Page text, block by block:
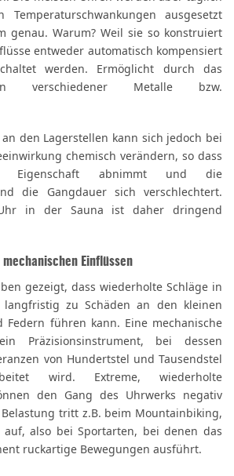
Temperaturschwankungen ausgesetzt
genau. Warum? Weil sie so konstruiert
entweder automatisch kompensiert
werden. Ermöglicht durch das
verschiedener Metalle bzw.
den Lagerstellen kann sich jedoch bei
chemisch verändern, so dass
Eigenschaft abnimmt und die
die Gangdauer sich verschlechtert.
in der Sauna ist daher dringend
Einflüssen
gezeigt, dass wiederholte Schläge in
zu Schäden an den kleinen
Federn führen kann. Eine mechanische
Präzisionsinstrument, bei dessen
von Hundertstel und Tausendstel
wird. Extreme, wiederholte
den Gang des Uhrwerks negativ
tritt z.B. beim Mountainbiking,
auf, also bei Sportarten, bei denen das
ruckartige Bewegungen ausführt.